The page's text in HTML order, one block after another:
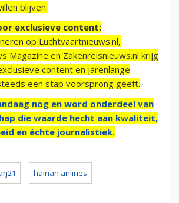
blijven.
exclusieve content:
op Luchtvaartnieuws.nl,
Magazine en Zakenreisnieuws.nl krijg
content en jarenlange
een stap voorsprong geeft.
nog en word onderdeel van
die waarde hecht aan kwaliteit,
en échte journalistiek.
hainan airlines